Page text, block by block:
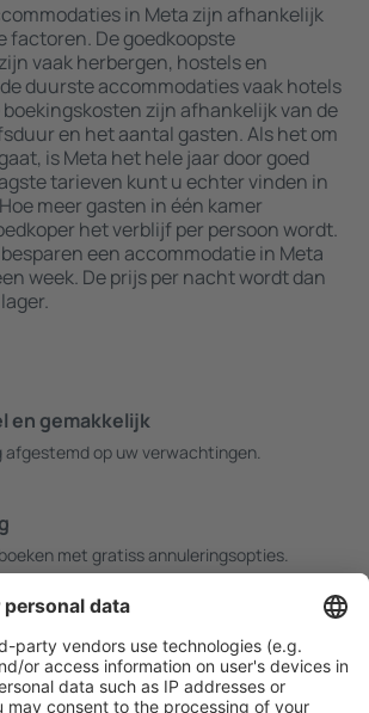
in Meta zijn afhankelijk
factoren. De goedkoopste
vaak herbergen, hostels en
duurste accommodaties vaak hotels
zijn afhankelijk van de
en het aantal gasten. Als het om
is Meta het hele jaar door goed
tarieven kunt u echter vinden in
meer gasten in één kamer
het verblijf per persoon wordt.
een accommodatie in Meta
week. De prijs per nacht wordt dan
en gemakkelijk
afgestemd op uw verwachtingen.
met gratiss annuleringsopties.
en speciale aanbiedingen voor
gebruikers.